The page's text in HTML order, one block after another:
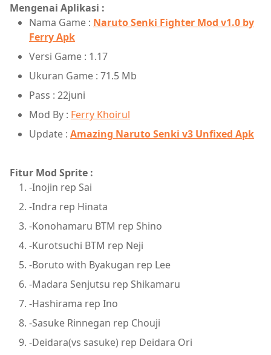
Mengenai Aplikasi :
Nama Game : Naruto Senki Fighter Mod v1.0 by
Ferry Apk
Versi Game : 1.17
Ukuran Game : 71.5 Mb
Pass : 22juni
Mod By : Ferry Khoirul
Update : Amazing Naruto Senki v3 Unfixed Apk
Fitur Mod Sprite :
-Inojin rep Sai
-Indra rep Hinata
-Konohamaru BTM rep Shino
-Kurotsuchi BTM rep Neji
-Boruto with Byakugan rep Lee
-Madara Senjutsu rep Shikamaru
-Hashirama rep Ino
-Sasuke Rinnegan rep Chouji
-Deidara(vs sasuke) rep Deidara Ori